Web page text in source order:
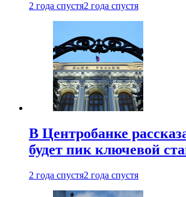
2 года спустя2 года спустя
В Центробанке
будет пик ключевой
2 года спустя2 года спустя